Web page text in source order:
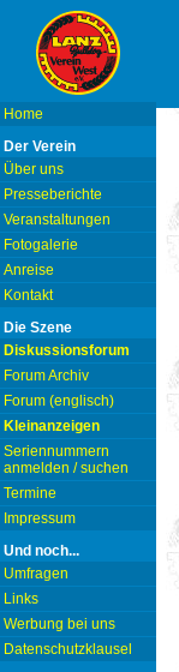
Home
Der Verein
Über uns
Presseberichte
Veranstaltungen
Fotogalerie
Anreise
Kontakt
Die Szene
Diskussionsforum
Forum Archiv
Forum (englisch)
Kleinanzeigen
Seriennummern
anmelden / suchen
Termine
Impressum
Und noch...
Umfragen
Links
Werbung bei uns
Datenschutzklausel